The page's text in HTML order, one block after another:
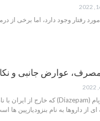
رفتار وجود دارد، اما برخی از
مصرف، عوارض جانبی و
از داروها به نام بنزودیازپین ها